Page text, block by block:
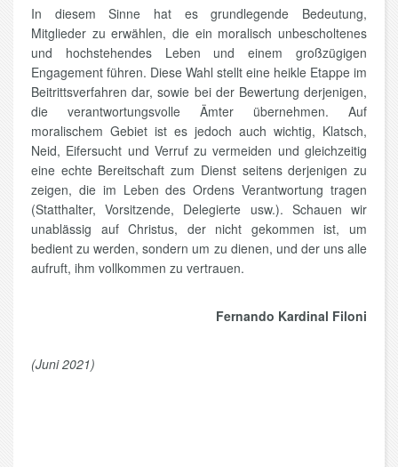
In diesem Sinne hat es grundlegende Bedeutung,
Mitglieder zu erwählen, die ein moralisch unbescholtenes
und hochstehendes Leben und einem großzügigen
Engagement führen. Diese Wahl stellt eine heikle Etappe im
Beitrittsverfahren dar, sowie bei der Bewertung derjenigen,
die verantwortungsvolle Ämter übernehmen. Auf
moralischem Gebiet ist es jedoch auch wichtig, Klatsch,
Neid, Eifersucht und Verruf zu vermeiden und gleichzeitig
eine echte Bereitschaft zum Dienst seitens derjenigen zu
zeigen, die im Leben des Ordens Verantwortung tragen
(Statthalter, Vorsitzende, Delegierte usw.). Schauen wir
unablässig auf Christus, der nicht gekommen ist, um
bedient zu werden, sondern um zu dienen, und der uns alle
aufruft, ihm vollkommen zu vertrauen.
Fernando Kardinal Filoni
(Juni 2021)